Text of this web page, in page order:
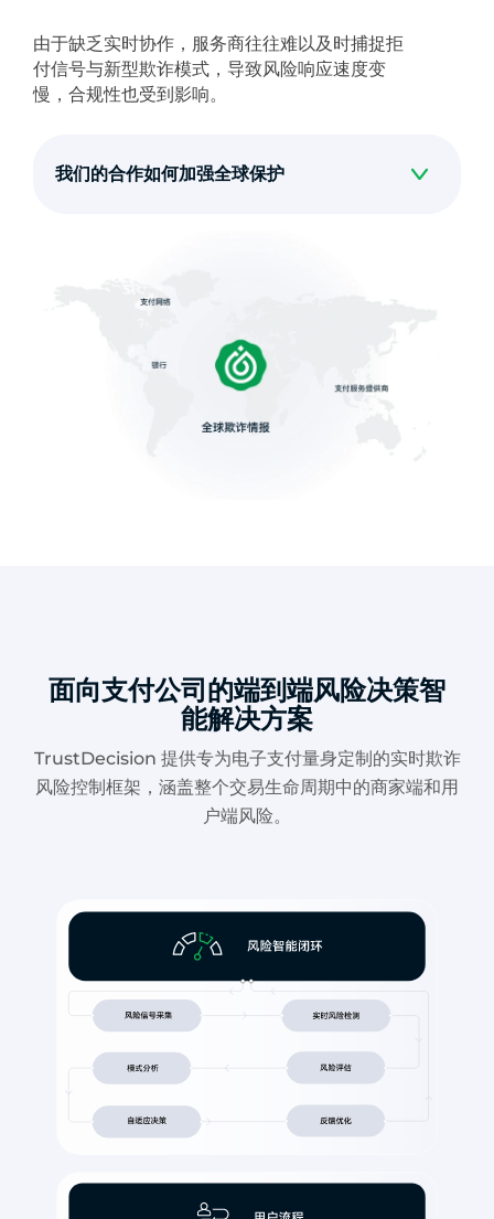
由于缺乏实时协作，服务商往往难以及时捕捉拒
付信号与新型欺诈模式，导致风险响应速度变
慢，合规性也受到影响。
我们的合作如何加强全球保护
面向支付公司的端到端风险决策智
能解决方案
TrustDecision 提供专为电子支付量身定制的实时欺诈
风险控制框架，涵盖整个交易生命周期中的商家端和用
户端风险。